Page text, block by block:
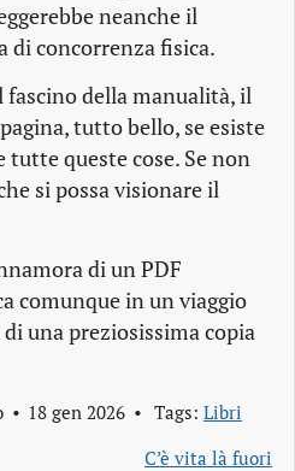
neanche il
di concorrenza fisica.
della manualità, il
tutto bello, se esiste
tutte queste cose. Se non
si possa visionare il
di un PDF
comunque in un viaggio
una preziosissima copia
18 gen 2026 Tags: Libri
C’è vita là fuori